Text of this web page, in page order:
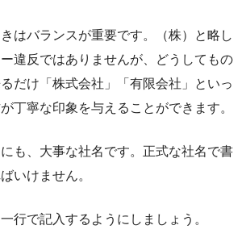
はバランスが重要です。（株）と略し
違反ではありませんが、どうしてもの
だけ「株式会社」「有限会社」といっ
丁寧な印象を与えることができます。
も、大事な社名です。正式な社名で書
いけません。
行で記入するようにしましょう。